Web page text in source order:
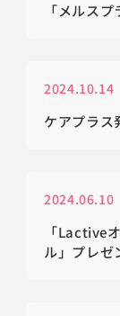
「メルス
2024.10.14
ケアプラス
2024.06.10
「Lactive
ル」プレゼ